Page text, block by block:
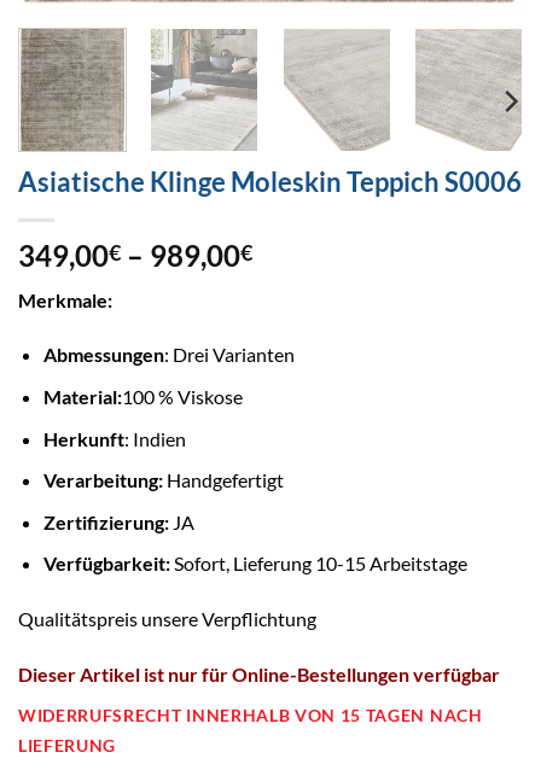
Asiatische Klinge Moleskin Teppich S0006
349,00€ – 989,00€Preisspanne:
989,00€
Merkmale:
Abmessungen: Drei Varianten
Material:100 % Viskose
Herkunft: Indien
Verarbeitung:Handgefertigt
Zertifizierung:JA
Verfügbarkeit:Sofort, Lieferung 10-15 Arbeitstage
Qualitätspreis unsere Verpflichtung
Dieser Artikel ist nurfür Online-Bestellungen verfügbar
WIDERRUFSRECHT INNERHALB VON 15 TAGEN NACH
LIEFERUNG